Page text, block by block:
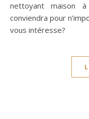
nettoyant maison
conviendra pour
vous intéresse?